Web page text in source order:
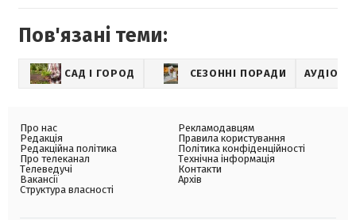
Пов'язані теми:
САД І ГОРОД СЕЗОННІ ПОРАДИ
Про нас
Редакція
Редакційна політика
Про телеканал
Телеведучі
Вакансії
Структура власності
Рекламодавцям
Правила користування
Політика конфіденційності
Технічна інформація
Контакти
Архів